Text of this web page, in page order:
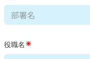
役職名